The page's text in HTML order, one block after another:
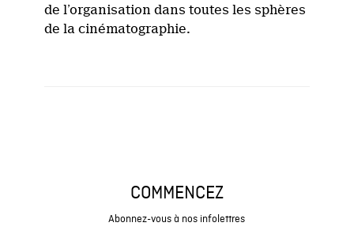
de l’organisation dans toutes les sphères
de la cinématographie.
COMMENCEZ
Abonnez-vous à nos infolettres